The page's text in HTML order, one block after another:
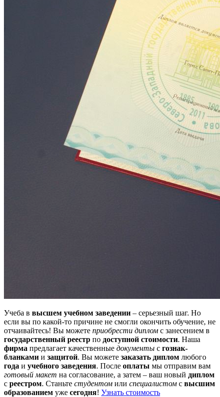
Учеба в высшем учебном заведении – серьезный шаг. Но
если вы по какой-то причине не смогли окончить обучение, не
отчаивайтесь! Вы можете приобрести диплом с занесением в
государственный реестр по доступной стоимости. Наша
фирма предлагает качественные документы с гознак-
бланками и защитой. Вы можете заказать диплом любого
года и учебного заведения. После оплаты мы отправим вам
готовый макет на согласование, а затем – ваш новый диплом
с реестром. Станьте студентом или специалистом с высшим
образованием уже сегодня! Узнать стоимость